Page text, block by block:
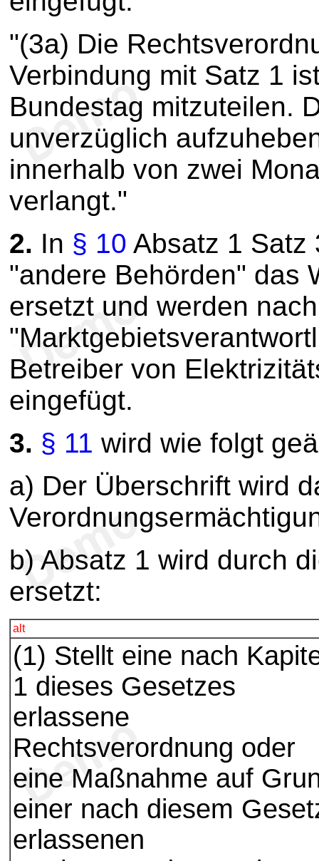
"(3a) Die
Verbindung mit Satz 1
Bundestag mitzuteilen.
unverzüglich
innerhalb von zwei
verlangt."
2. In § 10 Absatz 1 Satz
"andere Behörden" das
ersetzt und werden
Betreiber von
eingefügt.
3. § 11 wird wie folgt
a) Der Überschrift wird
b) Absatz 1 wird durch
ersetzt:
alt
(1) Stellt eine nach
1 dieses Gesetzes
erlassene
Rechtsverordnung oder
eine Maßnahme auf
einer nach diesem
erlassenen